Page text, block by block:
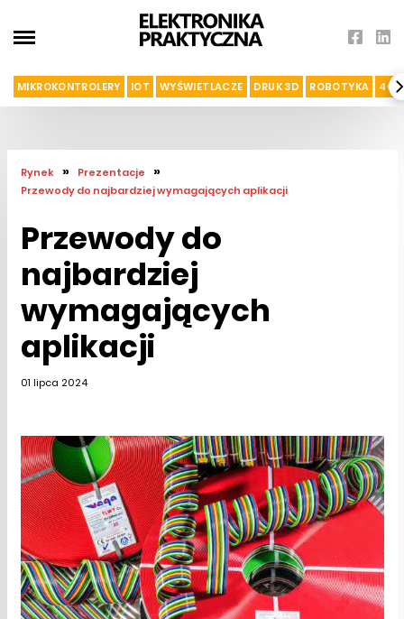
MIKROKONTROLERY IOT WYŚWIETLACZE DRUK 3D ROBOTYKA 4G I
Rynek » Prezentacje »
Przewody do najbardziej wymagających aplikacji
Przewody do
najbardziej
wymagających
aplikacji
01 lipca 2024